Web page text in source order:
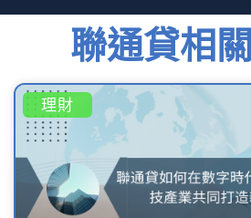
聯通貸相
理財